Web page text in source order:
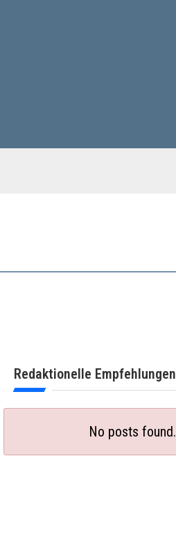
Redaktionelle Empfehlungen
No posts found.